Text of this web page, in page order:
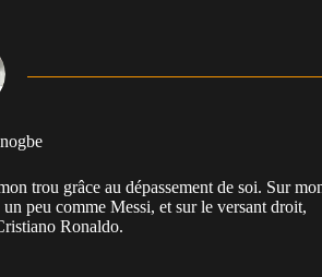
trou grâce au dépassement de soi. Sur
peu comme Messi, et sur le versant droit,
Ronaldo.